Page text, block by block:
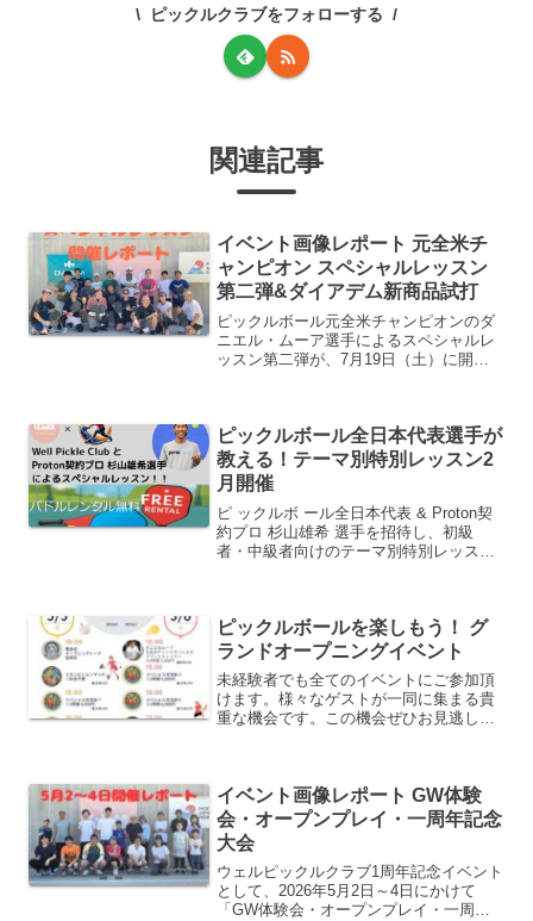
ピックルクラブをフォローする
関連記事
イベント画像レポート 元全米チ
ャンピオン スペシャルレッスン
第二弾&ダイアデム新商品試打
ピックルボール元全米チャンピオンのダ
ニエル・ムーア選手によるスペシャルレ
ッスン第二弾が、7月19日（土）に開催
気温は暑かったですが、ダ...
ピックルボール全日本代表選手が
教える！テーマ別特別レッスン2
月開催
ピ ックルボ ール全日本代表 & Proton契
約プロ 杉山雄希 選手を招待し、初級
者・中級者向けのテーマ別特別レッスン
やってディン...
ピックルボールを楽しもう！ グ
ランドオープニングイベント
未経験者でも全てのイベントにご参加頂
けます。様々なゲストが一同に集まる貴
重な機会です。この機会ぜひお見逃しな
フリーアナウンサーとし...
イベント画像レポート GW体験
会・オープンプレイ・一周年記念
大会
ウェルピックルクラブ1周年記念イベント
として、2026年5月2日～4日にかけて
「GW体験会・オープンプレイ・一周年